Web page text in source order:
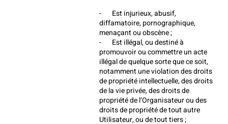
-       Est injurieux, abusif,
diffamatoire, pornographique,
menaçant ou obscène ;
-       Est illégal, ou destiné à
promouvoir ou commettre un acte
illégal de quelque sorte que ce soit,
notamment une violation des droits
de propriété intellectuelle, des droits
de la vie privée, des droits de
propriété de l’Organisateur ou des
droits de propriété de tout autre
Utilisateur, ou de tout tiers ;